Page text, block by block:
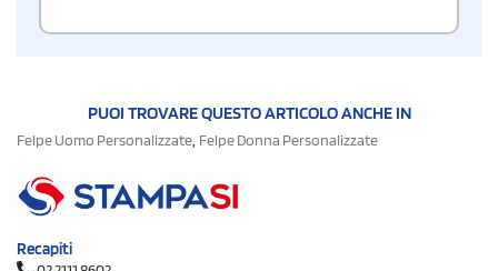
PUOI TROVARE QUESTO ARTICOLO ANCHE IN
Felpe Uomo Personalizzate Felpe Donna Personalizzate
Recapiti